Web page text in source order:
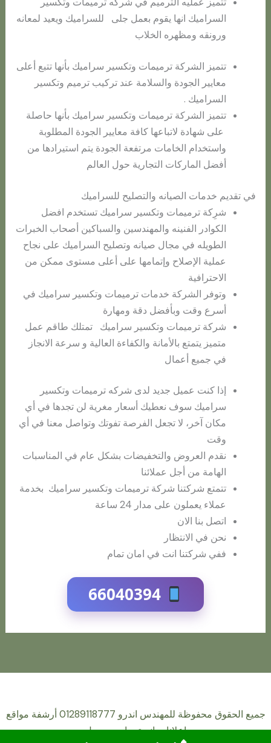
السراميك انها يقوم بعمل جلى للسراميك ويعيد لمعانه
ورونقه ومظهره الخلاب
تتميز الشركة ترميمات وتكسير سراميك بأنها تتبع أعلى
معايير الجودة والسلامة عند تركيب ترميم وتكسير
السراميك .
تتميز الشركة ترميمات وتكسير سراميك بأنها حاصلة
على شهادة لاتباعها كافة معايير الجودة المطلوبة
واستخدام الخامات مرتفعة الجودة يتم استيرادها من
أفضل الماركات التجارية حول العالم
في تقديم خدمات الصيانه والتصليح للسراميك
شرِكة ترميمات وتكسير سراميك تستخدم افضل
الكوادر الفنينه والمهندسين والسباكين أصحاب الخبرات
الطويله في مجال صيانه وتصليح السراميك على نجاح
عملية الإصلاح وإتمامها على أعلى مستوى ممكن من
الاحترافية
وتوفر الشركة خدمات ترميمات وتكسير سراميك في
أسرع وقت وبأفضل دقة ومهارة
شركة ترميمات وتكسير سراميك تمتلك طاقم عمل
متميز يتمتع بالأمانة والكفاءة العالية و سرعة الانجاز
في جميع أعمال
إذا كنت عميل جديد لدى شركه ترميمات وتكسير
سراميك سوف نعطيك أسعار مغرية لن تجدها في أي
مكان آخر، لا تجعل الفرصة تفوتك وتواصل معنا في أي
وقت
نقدم العروض والتخفيضات بشكل عام في المناسبات
الهامة من أجل عملائنا
تتمتع شركتنا شركة ترميمات وتكسير سراميك بخدمة
عملاء يعملون على مدار 24 ساعة
اتصل بنا الان
نحن في الانتظار
ففي شركتنا انت في امان تمام
66040394
جميع الحقوق محفوظة للمهندس اندرو 01289118777 أرشفة مواقع
اعلانات انستجرام و جوجل